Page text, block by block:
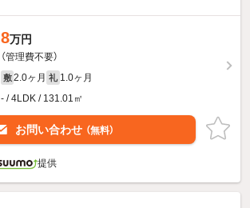
8万円
（管理費不要）
敷 2.0ヶ月 礼 1.0ヶ月
- / 4LDK / 131.01㎡
お問い合わせ （無料）
提供